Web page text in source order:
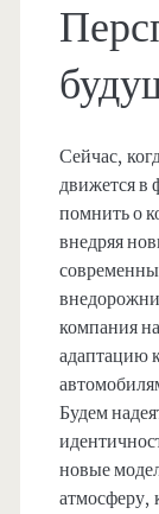
Сейчас,
движется в
помнить о
внедряя
компания
адаптацию
Будем
новые
атмосферу,